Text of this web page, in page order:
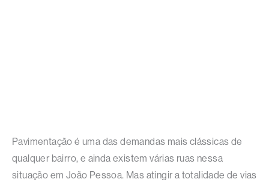
Pavimentação é uma das demandas mais clássicas de
qualquer bairro, e ainda existem várias ruas nessa
situação em João Pessoa. Mas atingir a totalidade de vias